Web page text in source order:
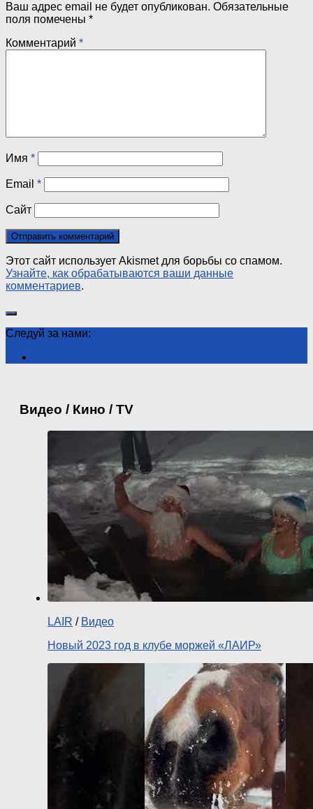
Ваш адрес email не будет опубликован. Обязательные
поля помечены *
Комментарий *
Имя *
Email *
Сайт
Этот сайт использует Akismet для борьбы со спамом.
Узнайте, как обрабатываются ваши данные
комментариев.
Следуй за нами:
Видео / Кино / TV
LAIR / Видео
Новый 2023 год в клубе моржей «ЛАИР»